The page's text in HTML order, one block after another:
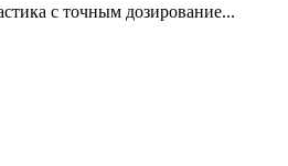
с точным дозирование...